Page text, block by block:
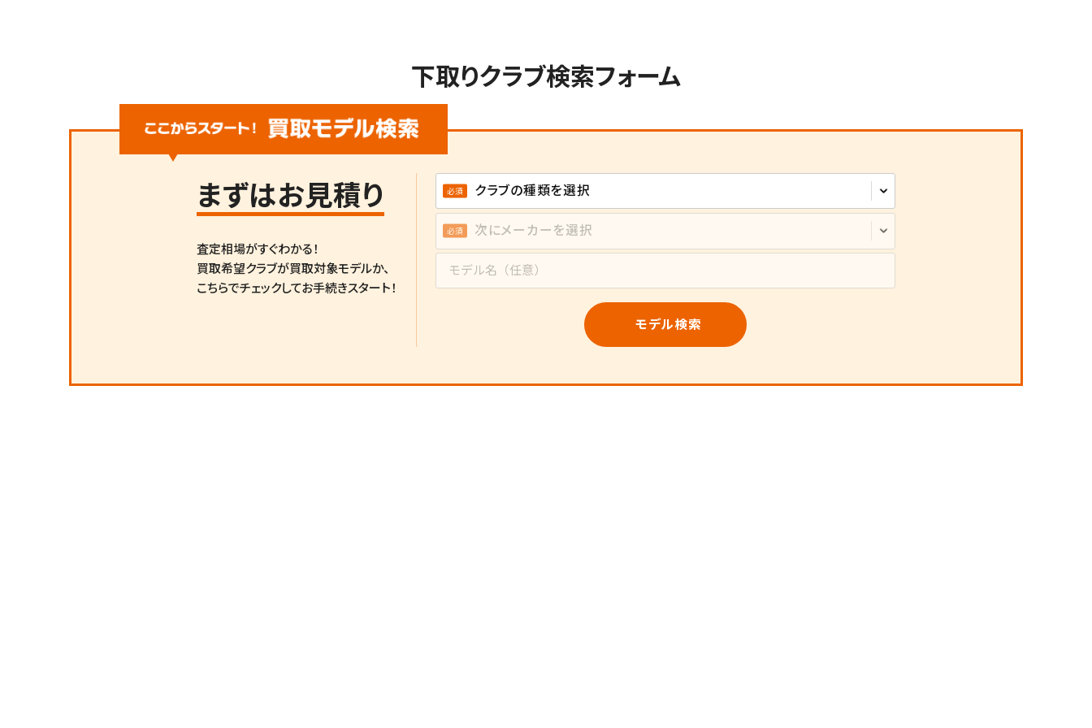
下取りクラブ検索フォーム
まずはお見積り
査定相場がすぐわかる！
買取希望クラブが買取対象モデルか、
こちらでチェックしてお手続きスタート！
モデル検索